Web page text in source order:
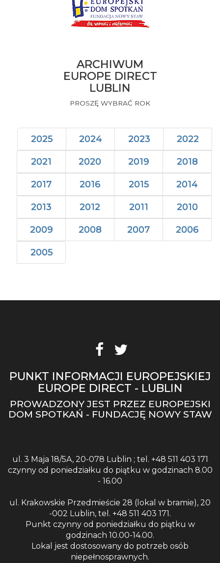
ARCHIWUM
EUROPE DIRECT
LUBLIN
PROSZĘ WYBRAĆ ROK
2025 2024 2023 2022
2021 2020 2019 2018
2017 2016 2015 2014
2013 2012 2011 2010
2009 2008 2007 2006
2005
PUNKT INFORMACJI EUROPEJSKIEJ
EUROPE DIRECT - LUBLIN
PROWADZONY JEST PRZEZ EUROPEJSKI
DOM SPOTKAŃ - FUNDACJĘ NOWY STAW
ul. 3 Maja 18/5A, 20-078 Lublin ; tel. +48 511 403 171
czynny od poniedziałku do piątku w godzinach 8.00
- 16.00
ul. Krakowskie Przedmieście 28 (lokal w bramie), 20
-002 Lublin, tel. +48 511 403 171.
Punkt czynny od poniedziałku do piątku w
godzinach 10.00-14.00.
Lokal jest dostosowany do potrzeb osób
niepełnosprawnych.